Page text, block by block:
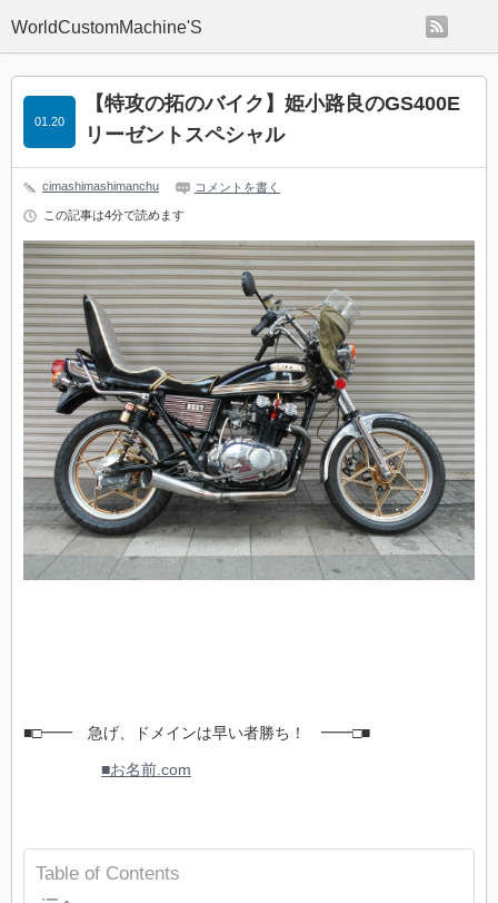
WorldCustomMachine'S
【特攻の拓のバイク】姫小路良のGS400E
リーゼントスペシャル
01.20
cimashimashimanchu コメントを書く
この記事は4分で読めます
■□━━ 急げ、ドメインは早い者勝ち！ ━━□■
■お名前.com
Table of Contents